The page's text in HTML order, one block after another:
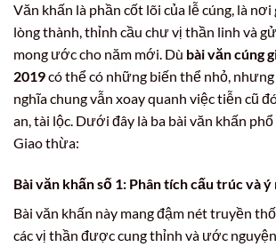
Văn khấn là phần cốt lõi của lễ cúng, là
lòng thành, thỉnh cầu chư vị thần linh và
mong ước cho năm mới. Dù bài văn cúng
2019có thể có những biến thể nhỏ,
nghĩa chung vẫn xoay quanh việc tiễn cũ
an, tài lộc. Dưới đây là ba bài văn khấn
Giao thừa:
Bài văn khấn số 1: Phân tích cấu trúc và ý
Bài văn khấn này mang đậm nét truyền
các vị thần được cung thỉnh và ước